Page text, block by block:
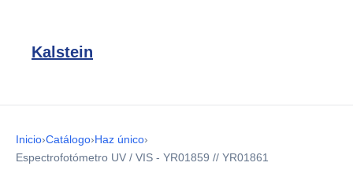
Kalstein
Inicio›Catálogo›Haz único›
Espectrofotómetro UV / VIS - YR01859 // YR01861